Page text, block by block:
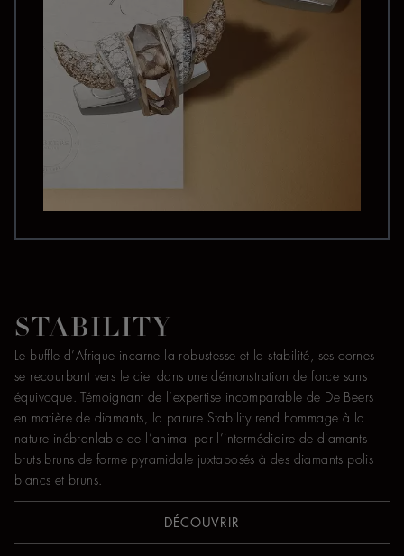
STABILITY
Le buffle d’Afrique incarne la robustesse et la stabilité, ses cornes
se recourbant vers le ciel dans une démonstration de force sans
équivoque. Témoignant de l’expertise incomparable de De Beers
en matière de diamants, la parure Stability rend hommage à la
nature inébranlable de l’animal par l’intermédiaire de diamants
bruts bruns de forme pyramidale juxtaposés à des diamants polis
blancs et bruns.
DÉCOUVRIR